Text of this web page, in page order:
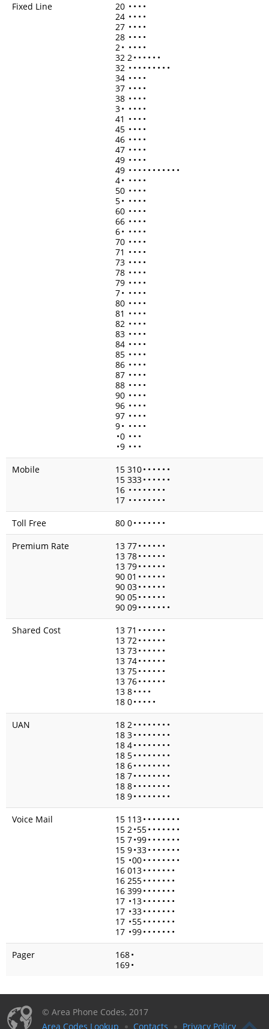
Fixed Line
20 • • • •
24 • • • •
27 • • • •
28 • • • •
2• • • • •
32 2• • • • • •
32 • • • • • • • • •
34 • • • •
37 • • • •
38 • • • •
3• • • • •
41 • • • •
45 • • • •
46 • • • •
47 • • • •
49 • • • •
49 • • • • • • • • • • •
4• • • • •
50 • • • •
5• • • • •
60 • • • •
66 • • • •
6• • • • •
70 • • • •
71 • • • •
73 • • • •
78 • • • •
79 • • • •
7• • • • •
80 • • • •
81 • • • •
82 • • • •
83 • • • •
84 • • • •
85 • • • •
86 • • • •
87 • • • •
88 • • • •
90 • • • •
96 • • • •
97 • • • •
9• • • • •
•0 • • •
•9 • • •
Mobile
15 310• • • • • •
15 333• • • • • •
16 • • • • • • • •
17 • • • • • • • •
Toll Free
80 0• • • • • • •
Premium Rate
13 77• • • • • •
13 78• • • • • •
13 79• • • • • •
90 01 • • • • • •
90 03• • • • • •
90 05• • • • • •
90 09• • • • • • •
Shared Cost
13 71 • • • • • •
13 72• • • • • •
13 73• • • • • •
13 74• • • • • •
13 75• • • • • •
13 76• • • • • •
13 8• • • •
18 0• • • • •
UAN
18 2• • • • • • • •
18 3• • • • • • • •
18 4• • • • • • • •
18 5• • • • • • • •
18 6• • • • • • • •
18 7• • • • • • • •
18 8• • • • • • • •
18 9• • • • • • • •
Voice Mail
15 113• • • • • • • •
15 2•55• • • • • • •
15 7•99• • • • • • •
15 9•33• • • • • • •
15 •00• • • • • • • •
16 013• • • • • • •
16 255• • • • • • •
16 399• • • • • • •
17 •13• • • • • • •
17 •33• • • • • • •
17 •55• • • • • • •
17 •99• • • • • • •
Pager
168•
169•
© Area Phone Codes, 2017
Area Codes Lookup
Contacts Privacy Policy